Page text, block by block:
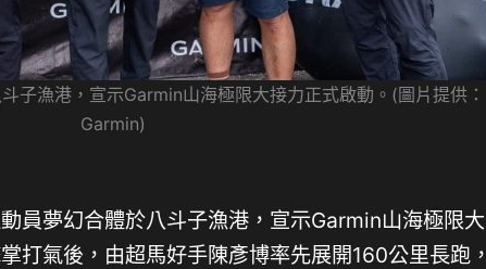
子漁港，宣示Garmin山海極限大接力正式啟動。(圖片提供：
Garmin)
員夢幻合體於八斗子漁港，宣示Garmin山海極限大
打氣後，由超馬好手陳彥博率先展開160公里長跑，